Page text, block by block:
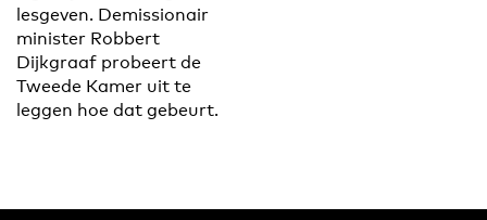
lesgeven. Demissionair
minister Robbert
Dijkgraaf probeert de
Tweede Kamer uit te
leggen hoe dat gebeurt.